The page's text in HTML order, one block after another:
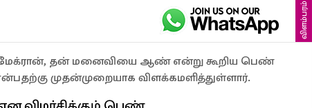
விளம்பரம்
மேக்ரான், தன் மனைவியை ஆண் என்று கூறிய பெண்
முதன்முறையாக விளக்கமளித்துள்ளார்.